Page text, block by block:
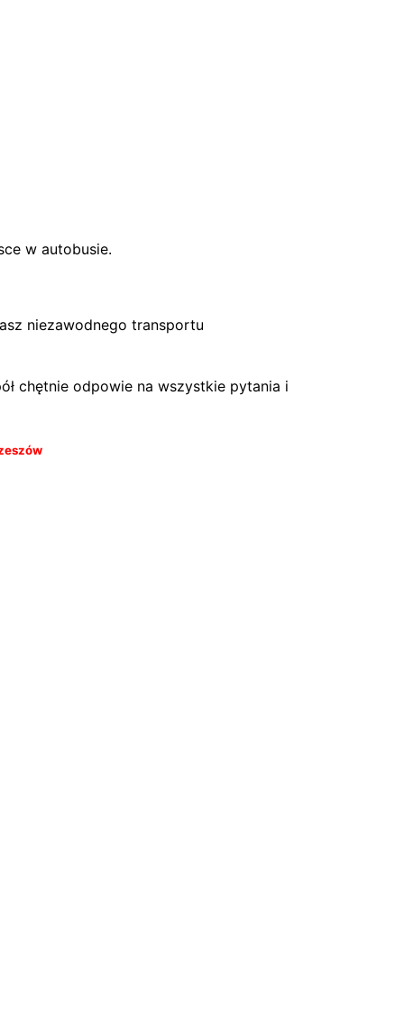
w autobusie.
niezawodnego transportu
chętnie odpowie na wszystkie pytania i